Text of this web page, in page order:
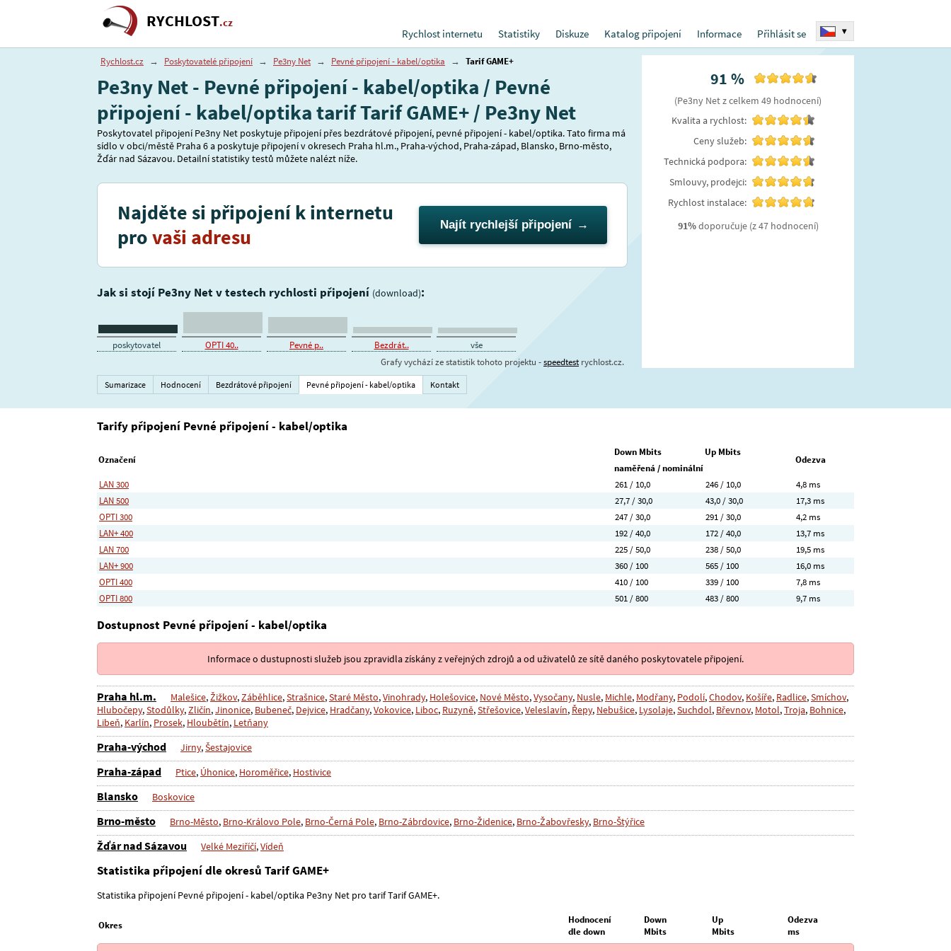
RYCHLOST.cz
Rychlost internetu
Statistiky Diskuze Katalog připojení Informace Přihlásit se ▾
Rychlost.cz → Poskytovatelé připojení → Pe3ny Net → Pevné připojení - kabel/optika → Tarif GAME+
Pe3ny Net - Pevné připojení - kabel/optika / Pevné
připojení - kabel/optika tarif Tarif GAME+ / Pe3ny Net
Poskytovatel připojení Pe3ny Net poskytuje připojení přes bezdrátové připojení, pevné připojení - kabel/optika. Tato firma má
sídlo v obci/městě Praha 6 a poskytuje připojení v okresech Praha hl.m., Praha-východ, Praha-západ, Blansko, Brno-město,
Žďár nad Sázavou. Detailní statistiky testů můžete nalézt níže.
Najděte si připojení k internetu
provaši adresu Najít rychlejší připojení
Jak si stojí Pe3ny Net v testech rychlosti připojení (download):
poskytovatel OPTI 40.. Pevné p.. Bezdrát..
vše
Grafy vychází ze statistik tohoto projektu -speedtestrychlost.cz.
91 %
(Pe3ny Netz celkem 49 hodnocení)
Kvalita a rychlost:
Ceny služeb:
Technická podpora:
Smlouvy, prodejci:
Rychlost instalace:
91%doporučuje(z 47 hodnocení)
Sumarizace Hodnocení Bezdrátové připojení Pevné připojení - kabel/optika Kontakt
Tarify připojení Pevné připojení - kabel/optika
Označení
Down Mbits Up Mbits
Odezva
naměřená / nominální
LAN 300
261 / 10,0 246 / 10,0
4,8 ms
LAN 500
27,7 / 30,0 43,0 / 30,0
17,3 ms
OPTI 300
247 / 30,0 291 / 30,0
4,2 ms
LAN+ 400
192 / 40,0 172 / 40,0
13,7 ms
LAN 700
225 / 50,0 238 / 50,0
19,5 ms
LAN+ 900
360 / 100 565 / 100
16,0 ms
OPTI 400
410 / 100 339 / 100
7,8 ms
OPTI 800
501 / 800 483 / 800 9,7 ms
Dostupnost Pevné připojení - kabel/optika
Informace o dustupnosti služeb jsou zpravidla získány z veřejných zdrojů a od uživatelů ze sítě daného poskytovatele připojení.
Praha hl.m. Malešice,Žižkov,Záběhlice,Strašnice,Staré Město,Vinohrady, Holešovice, Nové Město,Vysočany, Nusle, Michle, Modřany, Podolí,Chodov, Košíře, Radlice,Smíchov,
Hlubočepy,Stodůlky,Zličín,Jinonice, Bubeneč, Dejvice, Hradčany,Vokovice, Liboc, Ruzyně,Střešovice,Veleslavín, Řepy, Nebušice, Lysolaje,Suchdol, Břevnov, Motol,Troja, Bohnice,
Libeň, Karlín, Prosek, Hloubětín, Letňany
Praha-východ Jirny,Šestajovice
Praha-západ Ptice, Úhonice, Horoměřice, Hostivice
Blansko Boskovice
Brno-město Brno-Město, Brno-Královo Pole, Brno-Černá Pole, Brno-Zábrdovice, Brno-Židenice, Brno-Žabovřesky, Brno-Štýřice
Žďár nad Sázavou Velké Meziříčí,Vídeň
Statistika připojení dle okresů Tarif GAME+
Statistika připojení Pevné připojení - kabel/optika Pe3ny Net pro tarif Tarif GAME+.
Okres
Hodnocení
dle down
Down
Mbits
Up
Mbits
Odezva
ms